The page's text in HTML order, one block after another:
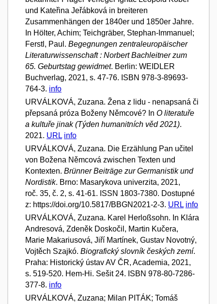
und Kateřina Jeřábková in breiteren
Zusammenhängen der 1840er und 1850er Jahre.
In Hölter, Achim; Teichgräber, Stephan-Immanuel;
Ferstl, Paul. Begegnungen zentraleuropäischer
Literaturwissenschaft : Norbert Bachleitner zum
65. Geburtstag gewidmet. Berlin: WEIDLER
Buchverlag, 2021, s. 47-76. ISBN 978-3-89693-
764-3. info
URVÁLKOVÁ, Zuzana. Žena z lidu - nenapsaná či
přepsaná próza Boženy Němcové? In O literatuře
a kultuře jinak (Týden humanitních věd 2021).
2021. URL info
URVÁLKOVÁ, Zuzana. Die Erzählung Pan učitel
von Božena Němcová zwischen Texten und
Kontexten. Brünner Beiträge zur Germanistik und
Nordistik. Brno: Masarykova univerzita, 2021,
roč. 35, č. 2, s. 41-61. ISSN 1803-7380. Dostupné
z: https://doi.org/10.5817/BBGN2021-2-3. URL info
URVÁLKOVÁ, Zuzana. Karel Herloßsohn. In Klára
Andresová, Zdeněk Doskočil, Martin Kučera,
Marie Makariusová, Jiří Martínek, Gustav Novotný,
Vojtěch Szajkó. Biografický slovník českých zemí.
Praha: Historický ústav AV ČR, Academia, 2021,
s. 519-520. Hem-Hi. Sešit 24. ISBN 978-80-7286-
377-8. info
URVÁLKOVÁ, Zuzana; Milan PITÁK; Tomáš